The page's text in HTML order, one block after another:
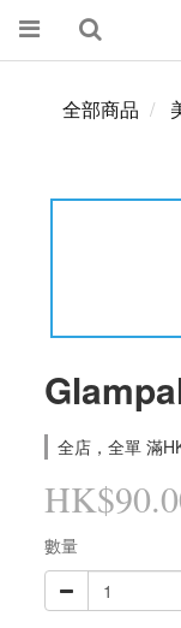
全部商品
全店，全單 滿
數量